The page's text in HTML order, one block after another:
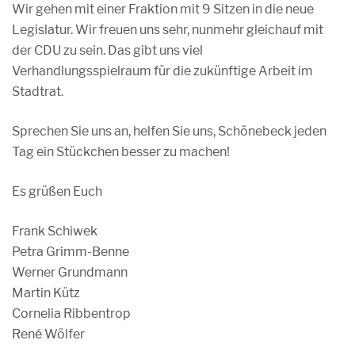
Wir gehen mit einer Fraktion mit 9 Sitzen in die neue
Legislatur. Wir freuen uns sehr, nunmehr gleichauf mit
der CDU zu sein. Das gibt uns viel
Verhandlungsspielraum für die zukünftige Arbeit im
Stadtrat.
Sprechen Sie uns an, helfen Sie uns, Schönebeck jeden
Tag ein Stückchen besser zu machen!
Es grüßen Euch
Frank Schiwek
Petra Grimm-Benne
Werner Grundmann
Martin Kütz
Cornelia Ribbentrop
René Wölfer